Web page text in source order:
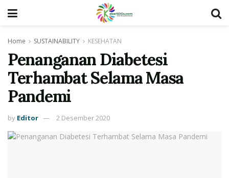
Home SUSTAINABILITY KESEHATAN
Penanganan Diabetesi
Terhambat Selama Masa
Pandemi
by Editor 2 Desember 2020